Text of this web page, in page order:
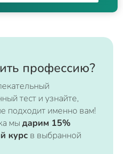
профессию?
тест и узнайте,
подходит именно вам!
мы дарим 15%
курс в выбранной